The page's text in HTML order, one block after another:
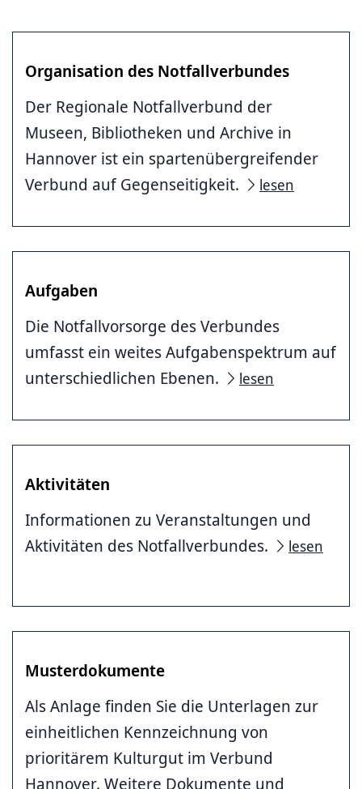
Organisation des Notfallverbundes
Der Regionale Notfallverbund der
Museen, Bibliotheken und Archive in
Hannover ist ein spartenübergreifender
Verbund auf Gegenseitigkeit.
lesen
Aufgaben
Die Notfallvorsorge des Verbundes
umfasst ein weites Aufgabenspektrum auf
unterschiedlichen Ebenen.
lesen
Aktivitäten
Informationen zu Veranstaltungen und
Aktivitäten des Notfallverbundes.
lesen
Musterdokumente
Als Anlage finden Sie die Unterlagen zur
einheitlichen Kennzeichnung von
prioritärem Kulturgut im Verbund
Hannover. Weitere Dokumente und